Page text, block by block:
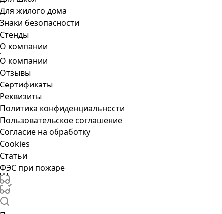
Для жилого дома
Знаки безопасности
Стенды
О компании
О компании
Отзывы
Сертификаты
Реквизиты
Политика конфиденциальности
Пользовательское соглашение
Согласие на обработку
Cookies
Статьи
ФЭС при пожаре